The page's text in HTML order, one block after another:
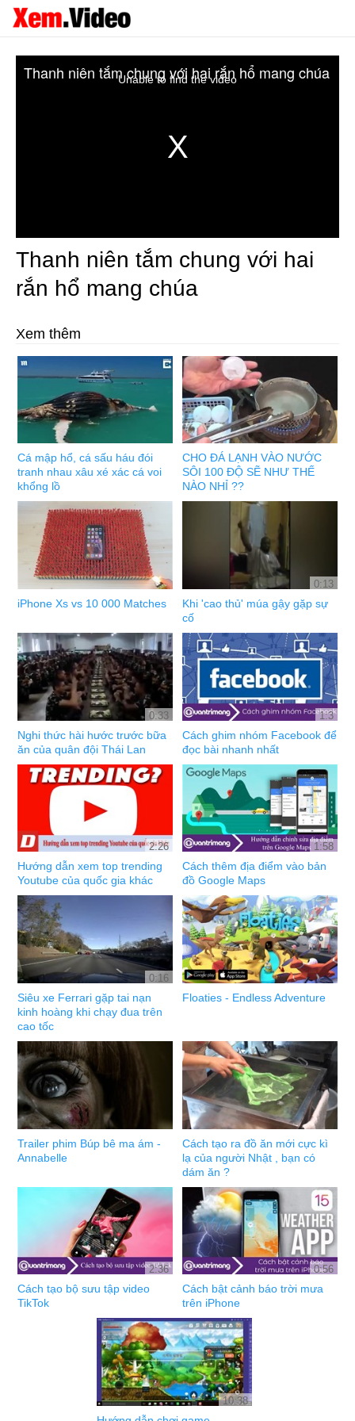
Unable to find the video
Thanh niên tắm chung với hai rắn hổ mang chúa
Thanh niên tắm chung với hai
rắn hổ mang chúa
Xem thêm
Cá mập hổ, cá sấu háu đói
tranh nhau xâu xé xác cá voi
khổng lồ
CHO ĐÁ LẠNH VÀO NƯỚC
SÔI 100 ĐỘ SẼ NHƯ THẾ
NÀO NHỈ ??
iPhone Xs vs 10 000 Matches
0:13
Khi 'cao thủ' múa gậy gặp sự
cố
0:33
Nghi thức hài hước trước bữa
ăn của quân đội Thái Lan
1:3
Cách ghim nhóm Facebook để
đọc bài nhanh nhất
2:26
Hướng dẫn xem top trending
Youtube của quốc gia khác
1:58
Cách thêm địa điểm vào bản
đồ Google Maps
0:16
Siêu xe Ferrari gặp tai nạn
kinh hoàng khi chạy đua trên
cao tốc
Floaties - Endless Adventure
Trailer phim Búp bê ma ám -
Annabelle
Cách tạo ra đồ ăn mới cực kì
lạ của người Nhật , bạn có
dám ăn ?
2:36
Cách tạo bộ sưu tập video
TikTok
0:56
Cách bật cảnh báo trời mưa
trên iPhone
10:38